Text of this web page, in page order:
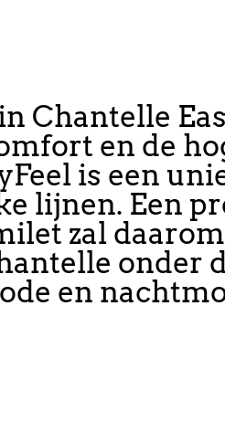
Chantelle
en de
is een
lijnen. Een
zal
onder
en